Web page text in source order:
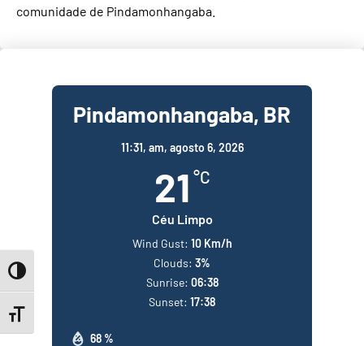
Toggle High Contrast
Toggle Font size
comunidade de Pindamonhangaba.
Pindamonhangaba, BR
11:31, am, agosto 6, 2026
21 °C
Céu Limpo
68 %
Wind Gust: 10 Km/h
Clouds: 3%
Sunrise: 06:38
Sunset: 17:38